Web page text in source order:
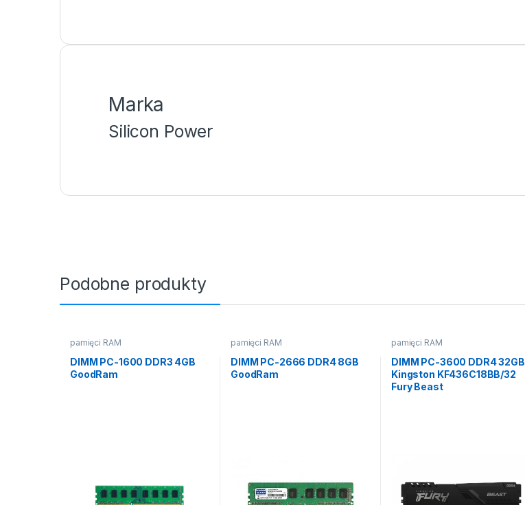
Marka
Silicon Power
Podobne produkty
pamięci RAM
DIMM PC-1600 DDR3 4GB
GoodRam
pamięci RAM
DIMM PC-2666 DDR4 8GB
GoodRam
pamięci RAM
DIMM PC-3600 DDR4 32GB
Kingston KF436C18BB/32
Fury Beast